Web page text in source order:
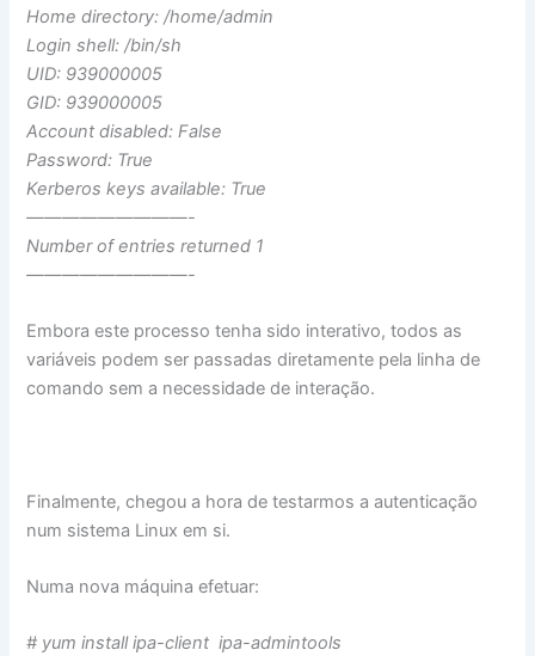
​Home directory: /home/admin
​Login shell: /bin/sh
​UID: 939000005
​GID: 939000005
​Account disabled: False
​Password: True
​Kerberos keys available: True
​—————————-
​Number of entries returned 1
​—————————-
Embora este processo tenha sido interativo, todos as
variáveis podem ser passadas diretamente pela linha de
comando sem a necessidade de interação.
Finalmente, chegou a hora de testarmos a autenticação
num sistema Linux em si.
Numa nova máquina efetuar:
# yum install ipa-client ipa-admintools